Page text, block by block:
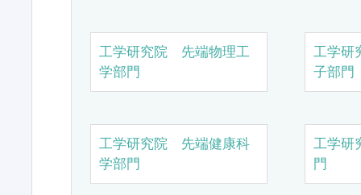
工学研究院 先端物理工
学部門
工学研
子部門
工学研究院 先端健康科
学部門
工学研
門